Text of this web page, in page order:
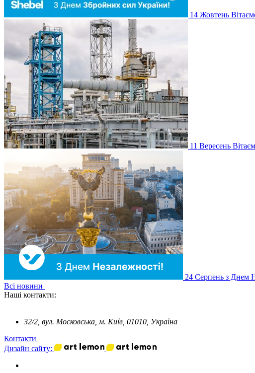
14 Жовтень
11 Вересень
24 Серпень з Днем
Всі новини
Наші контакти:
32/2, вул. Московська, м. Київ, 01010, Україна
Контакти
Дизайн сайту: